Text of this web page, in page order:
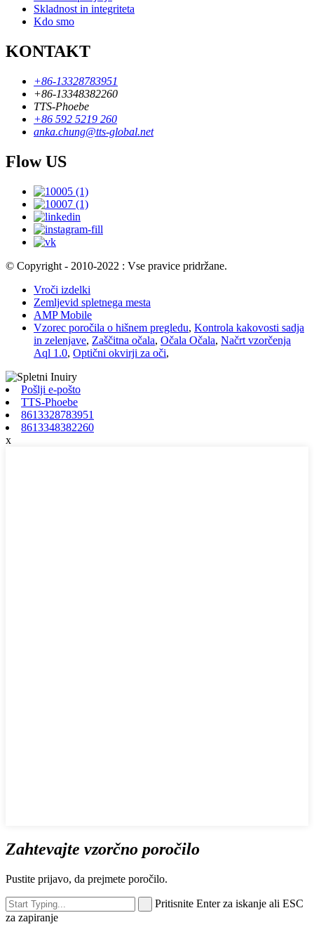
Skladnost in integriteta
Kdo smo
KONTAKT
+86-13328783951
+86-13348382260
TTS-Phoebe
+86 592 5219 260
anka.chung@tts-global.net
Flow US
© Copyright - 2010-2022 : Vse pravice pridržane.
Vroči izdelki
Zemljevid spletnega mesta
AMP Mobile
Vzorec poročila o hišnem pregledu, Kontrola kakovosti sadja
in zelenjave, Zaščitna očala, Očala Očala, Načrt vzorčenja
Aql 1.0, Optični okvirji za oči,
Pošlji e-pošto
TTS-Phoebe
8613328783951
8613348382260
x
Zahtevajte vzorčno poročilo
Pustite prijavo, da prejmete poročilo.
Pritisnite Enter za iskanje ali ESC
za zapiranje